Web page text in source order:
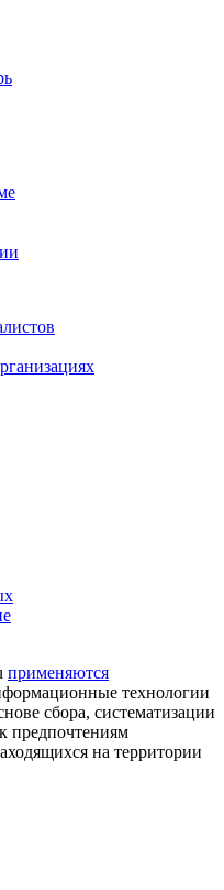
применяются
технологии
сбора, систематизации
предпочтениям
на территории